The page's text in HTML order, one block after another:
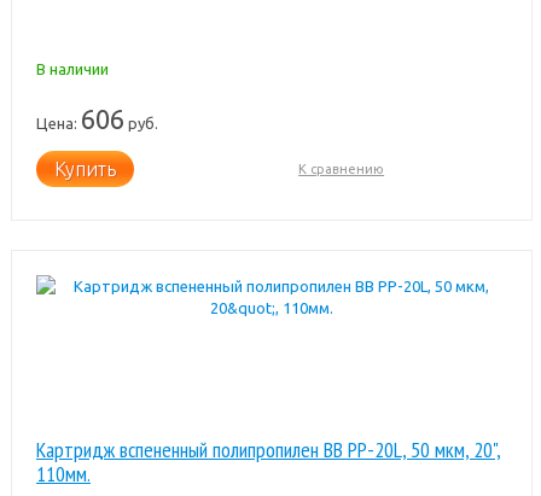
В наличии
Цена: 606 руб.
Купить К сравнению
Картридж вспененный полипропилен BB PP-20L, 50 мкм, 20",
110мм.